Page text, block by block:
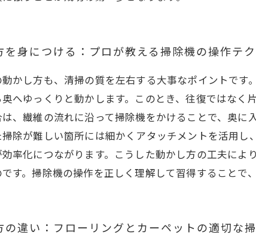
を身につける：プロが教える掃除機の操作テ
かし方も、清掃の質を左右する大事なポイントで
へゆっくりと動かします。このとき、往復ではな
、繊維の流れに沿って掃除機をかけることで、奥
除が難しい箇所には細かくアタッチメントを活用
率化につながります。こうした動かし方の工夫に
す。掃除機の操作を正しく理解して習得することで
の違い：フローリングとカーペットの適切な